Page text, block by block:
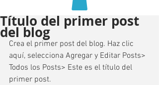
Título del primer post
del blog
Crea el primer post del blog. Haz clic
aquí, selecciona Agregar y Editar Posts>
Todos los Posts> Este es el título del
primer post.